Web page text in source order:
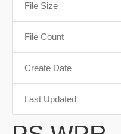
File Size
File Count
Create Date
Last Updated